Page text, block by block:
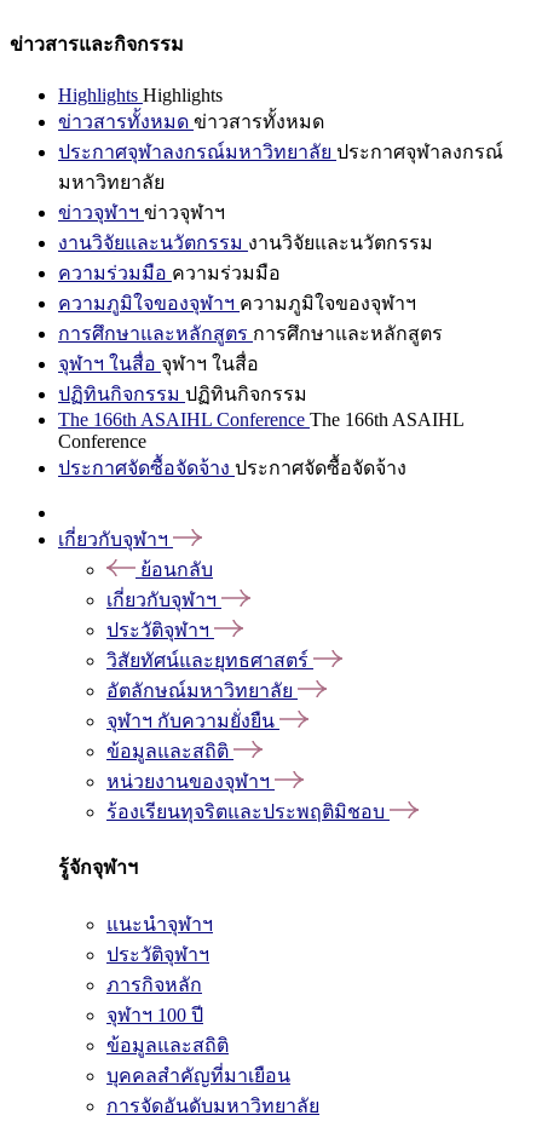
ข่าวสารและกิจกรรม
Highlights Highlights
ข่าวสารทั้งหมด ข่าวสารทั้งหมด
ประกาศจุฬาลงกรณ์มหาวิทยาลัย ประกาศจุฬาลงกรณ์
มหาวิทยาลัย
ข่าวจุฬาฯ ข่าวจุฬาฯ
งานวิจัยและนวัตกรรม งานวิจัยและนวัตกรรม
ความร่วมมือ ความร่วมมือ
ความภูมิใจของจุฬาฯ ความภูมิใจของจุฬาฯ
การศึกษาและหลักสูตร การศึกษาและหลักสูตร
จุฬาฯ ในสื่อ จุฬาฯ ในสื่อ
ปฏิทินกิจกรรม ปฏิทินกิจกรรม
The 166th ASAIHL Conference The 166th ASAIHL
Conference
ประกาศจัดซื้อจัดจ้าง ประกาศจัดซื้อจัดจ้าง
เกี่ยวกับจุฬาฯ
ย้อนกลับ
เกี่ยวกับจุฬาฯ
ประวัติจุฬาฯ
วิสัยทัศน์และยุทธศาสตร์
อัตลักษณ์มหาวิทยาลัย
จุฬาฯ กับความยั่งยืน
ข้อมูลและสถิติ
หน่วยงานของจุฬาฯ
ร้องเรียนทุจริตและประพฤติมิชอบ
รู้จักจุฬาฯ
แนะนำจุฬาฯ
ประวัติจุฬาฯ
ภารกิจหลัก
จุฬาฯ 100 ปี
ข้อมูลและสถิติ
บุคคลสำคัญที่มาเยือน
การจัดอันดับมหาวิทยาลัย